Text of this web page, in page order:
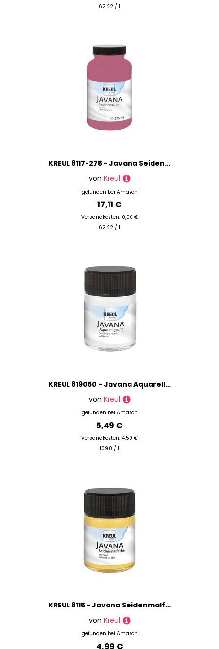
Schneide- & Prägemaschinen
62.22 / l
KREUL 8117-275 - Javana Seidenmalfarbe 275 ml, bordeaux, hochpigmentierte und brillante Farbe auf Wasserbasis, mit fließend flüssigem Charakter, dringt tief in die Fasern ein
von Kreul
gefunden bei Amazon
17,11 €
Versandkosten: 0,00 €
62.22 / l
KREUL 819050 - Javana Aquarellgrund im 50 ml Glas, Grundierung zum Malen mit Seidenmalfarben ohne Konturen
von Kreul
gefunden bei Amazon
5,49 €
Versandkosten: 4,50 €
109.8 / l
KREUL 8115 - Javana Seidenmalfarbe im 50 ml Glas, goldgelb, hochpigmentierte und brillante Farbe auf Wasserbasis, mit fließend flüssigem Charakter, dringt tief in die Fasern ein
von Kreul
gefunden bei Amazon
4,99 €